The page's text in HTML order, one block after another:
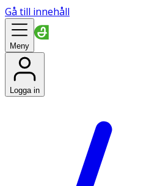
Gå till innehåll
Meny
Logga in